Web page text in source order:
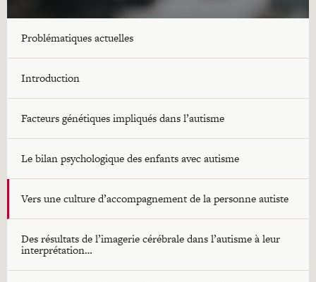
Problématiques actuelles
Introduction
Facteurs génétiques impliqués dans l’autisme
Le bilan psychologique des enfants avec autisme
Vers une culture d’accompagnement de la personne autiste
Des résultats de l’imagerie cérébrale dans l’autisme à leur
interprétation…